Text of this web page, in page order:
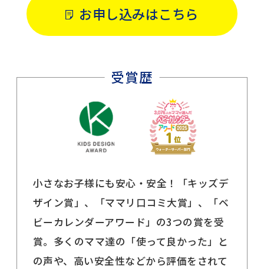
お申し込みはこちら
小さなお子様にも安心・安全！「キッズデ
ザイン賞」、「ママリ口コミ大賞」、「ベ
ビーカレンダーアワード」の3つの賞を受
賞。多くのママ達の「使って良かった」と
の声や、高い安全性などから評価をされて